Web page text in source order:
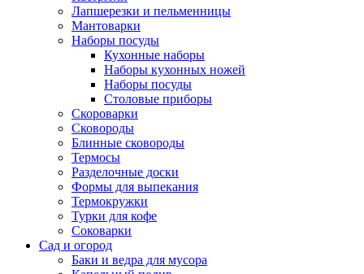
Лапшерезки и пельменницы
Мантоварки
Наборы посуды
Кухонные наборы
Наборы кухонных ножей
Наборы посуды
Столовые приборы
Скороварки
Сковороды
Блинные сковороды
Термосы
Разделочные доски
Формы для выпекания
Термокружки
Турки для кофе
Соковарки
Сад и огород
Баки и ведра для мусора